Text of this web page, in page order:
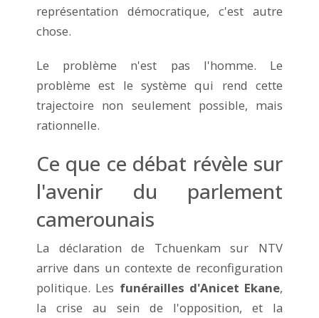
représentation démocratique, c'est autre
chose.
Le problème n'est pas l'homme. Le
problème est le système qui rend cette
trajectoire non seulement possible, mais
rationnelle.
Ce que ce débat révèle sur
l'avenir du parlement
camerounais
La déclaration de Tchuenkam sur NTV
arrive dans un contexte de reconfiguration
politique. Les funérailles d'Anicet Ekane,
la crise au sein de l'opposition, et la